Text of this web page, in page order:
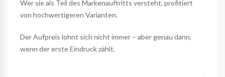
Wer sie als Teil des Markenauftritts versteht, profitiert
von hochwertigeren Varianten.
Der Aufpreis lohnt sich nicht immer – aber genau dann,
wenn der erste Eindruck zählt.